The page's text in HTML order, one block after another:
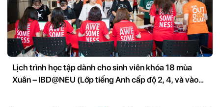
Lịch trình học tập dành cho sinh viên khóa 18 mùa
Xuân – IBD@NEU (Lớp tiếng Anh cấp độ 2, 4, và vào